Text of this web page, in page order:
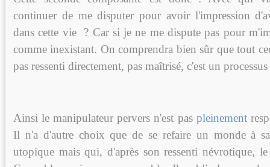
continuer de me disputer pour avoir l'impression
dans cette vie ? Car si je ne me dispute pas pour
comme inexistant. On comprendra bien sûr que tout
pas ressenti directement, pas maîtrisé, c'est un
Ainsi le manipulateur pervers n'est pas pleinement
Il n'a d'autre choix que de se refaire un monde à
utopique mais qui, d'après son ressenti névrotique,